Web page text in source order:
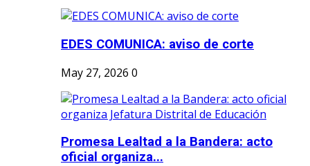
EDES COMUNICA: aviso de corte
May 27, 2026 0
Promesa Lealtad a la Bandera: acto
oficial organiza...